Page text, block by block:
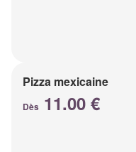
Pizza mexicaine
Dès 11.00 €